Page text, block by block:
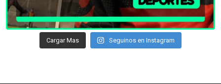
Cargar Mas Seguinos en Instagram